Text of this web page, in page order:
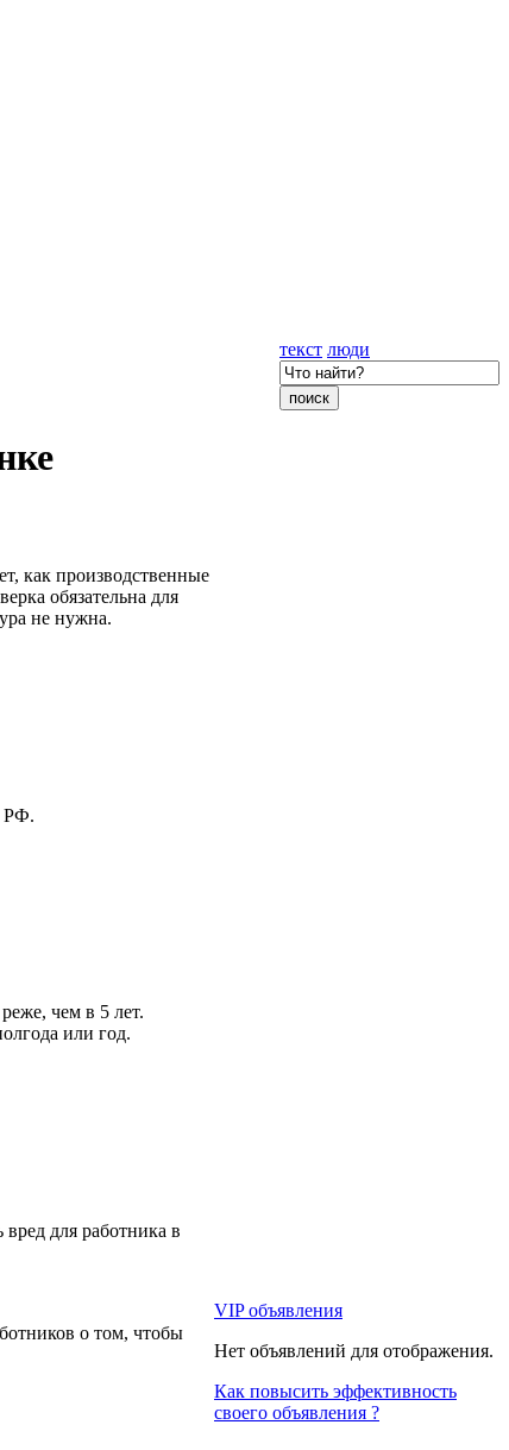
текст люди
как производственные
обязательна для
не нужна.
РФ.
чем в 5 лет.
или год.
для работника в
о том, чтобы
VIP объявления
Нет объявлений для отображения.
Как повысить эффективность
своего объявления ?